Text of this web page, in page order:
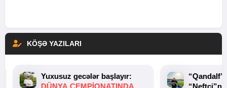
KÖŞƏ YAZILARI
Yuxusuz gecələr başlayır:
DÜNYA ÇEMPIONATINDA